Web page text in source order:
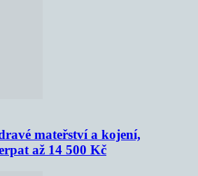
mateřství a kojení,
až 14 500 Kč